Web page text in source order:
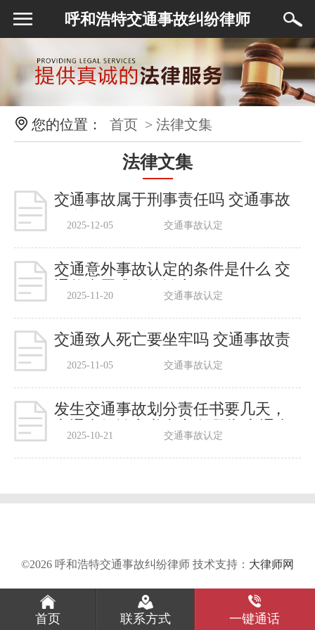
呼和浩特交通事故纠纷律师
您的位置： 首页 > 法律文集
法律文集
交通事故属于刑事责任吗 交通事故
认定书的证据种类有哪些
2025-12-05 交通事故认定
交通意外事故认定的条件是什么 交
通肇事罪逃逸的认定
2025-11-20 交通事故认定
交通致人死亡要坐牢吗 交通事故责
2025-11-05 交通事故认定
发生交通事故划分责任书要几天，
交通事故认定书内容有哪些 交通事
故责任认定期限是多久，责任认定
书出来后还能调解吗
2025-10-21 交通事故认定
©2026 呼和浩特交通事故纠纷律师 技术支持： 大律师网
首页 联系方式 一键通话